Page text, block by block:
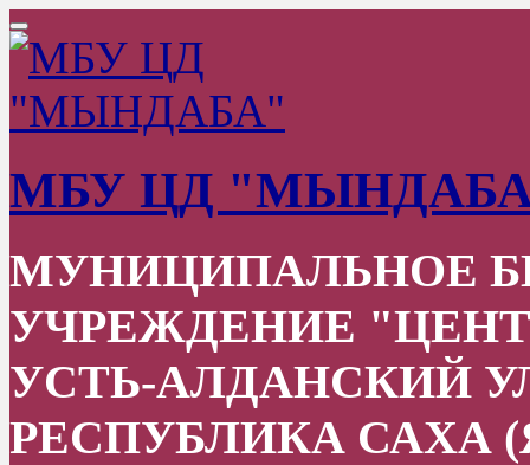
МБУ ЦД
МУНИЦИПАЛЬНОЕ
УЧРЕЖДЕНИЕ
УСТЬ-АЛДАНСКИЙ
РЕСПУБЛИКА САХА